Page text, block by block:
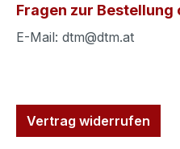
Fragen zur Bestellung
E-Mail: dtm@dtm.at
Vertrag widerrufen